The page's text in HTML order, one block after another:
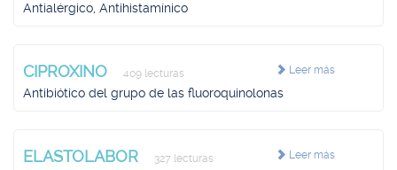
Antialérgico, Antihistamínico
Leer más
CIPROXINO 409 lecturas
Antibiótico del grupo de las fluoroquinolonas
Leer más
ELASTOLABOR 327 lecturas